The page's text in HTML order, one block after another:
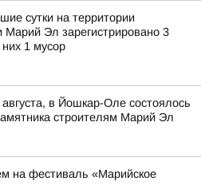
сутки на территории
Марий Эл зарегистрировано 3
1 мусор
в Йошкар-Оле состоялось
строителям Марий Эл
на фестиваль «Марийское